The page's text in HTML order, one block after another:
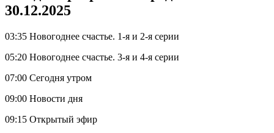
30.12.2025
03:35 Новогоднее счастье. 1-я и 2-я серии
05:20 Новогоднее счастье. 3-я и 4-я серии
07:00 Сегодня утром
09:00 Новости дня
09:15 Открытый эфир